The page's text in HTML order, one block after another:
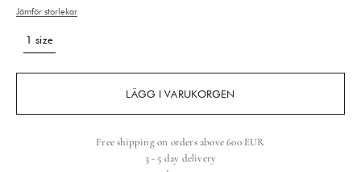
Jämför storlekar
1 size
LÄGG I VARUKORGEN
Free shipping on orders above 600 EUR
3 - 5 day delivery